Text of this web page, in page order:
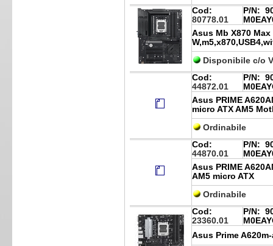
Cod:
80778.01
P/N:
Asus Mb X870
Disponibile c/o
Cod:
44872.01
P/N:
Asus PRIME
micro ATX AM5
Ordinabile
Cod:
44870.01
P/N:
Asus PRIME
AM5 micro ATX
Ordinabile
Cod:
23360.01
P/N:
Asus Prime